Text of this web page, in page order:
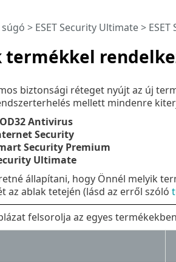
termékkel
súgó > ESET Security Ultimate>
biztonsági réteget nyújt az új
mellett mindenre
Antivirus
Security
Security Premium
Ultimate
állapítani, hogy Önnél melyik
az ablak tetején (lásd az erről szóló
felsorolja az egyes